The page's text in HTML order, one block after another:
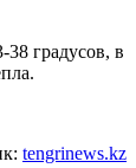
градусов, в
tengrinews.kz